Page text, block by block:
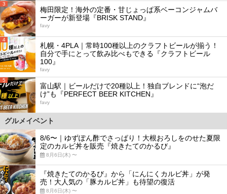
3
梅田限定！海外の定番・甘じょっぱ系ベーコンジャムバ
ーガーが新登場『BRISK STAND』
favy
4
札幌・4PLA｜常時100種以上のクラフトビールが揃う！
自分で手にとって飲み比べもできる『クラフトビール
100』
favy
5
富山駅｜ビールだけで20種以上！独自ブレンドに“泡だ
け”も『PERFECT BEER KITCHEN』
favy
グルメイベント
8/6〜｜ゆずぽん酢でさっぱり！大根おろしをのせた夏限
定のカルビ丼を販売『焼きたてのかるび』
8月6日(木) 〜
『焼きたてのかるび』から「にんにくカルビ丼」が発
売！大人気の「豚カルビ丼」も待望の復活
8月6日(木) 〜